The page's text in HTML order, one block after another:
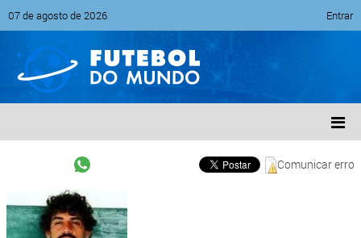
07 de agosto de 2026 Entrar
Comunicar erro